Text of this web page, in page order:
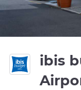
ibis